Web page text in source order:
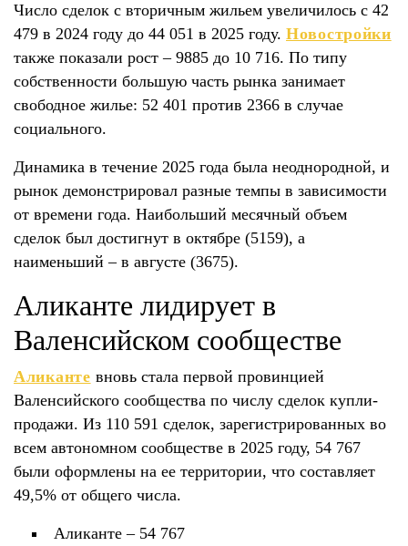
Число сделок с вторичным жильем увеличилось с 42
479 в 2024 году до 44 051 в 2025 году. Новостройки
также показали рост – 9885 до 10 716. По типу
собственности большую часть рынка занимает
свободное жилье: 52 401 против 2366 в случае
социального.
Динамика в течение 2025 года была неоднородной, и
рынок демонстрировал разные темпы в зависимости
от времени года. Наибольший месячный объем
сделок был достигнут в октябре (5159), а
наименьший – в августе (3675).
Аликанте лидирует в
Валенсийском сообществе
Аликанте вновь стала первой провинцией
Валенсийского сообщества по числу сделок купли-
продажи. Из 110 591 сделок, зарегистрированных во
всем автономном сообществе в 2025 году, 54 767
были оформлены на ее территории, что составляет
49,5% от общего числа.
Аликанте – 54 767